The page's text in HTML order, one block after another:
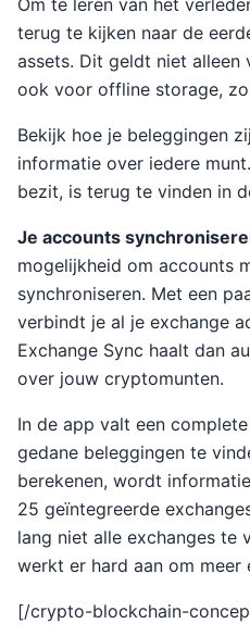
Om te leren van het
terug te kijken naar de
assets. Dit geldt niet alleen
ook voor offline storage,
Bekijk hoe je beleggingen
informatie over iedere
bezit, is terug te vinden in
Je accounts
mogelijkheid om accounts
synchroniseren. Met een
verbindt je al je exchange
Exchange Sync haalt dan
over jouw cryptomunten.
In de app valt een
gedane beleggingen te
berekenen, wordt
25 geïntegreerde
lang niet alle exchanges te
werkt er hard aan om meer
[/crypto-blockchain-